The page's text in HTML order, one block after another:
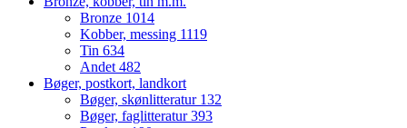
Bronze 1014
Kobber, messing 1119
Tin 634
Andet482
Bøger, postkort, landkort
Bøger, skønlitteratur 132
Bøger, faglitteratur393